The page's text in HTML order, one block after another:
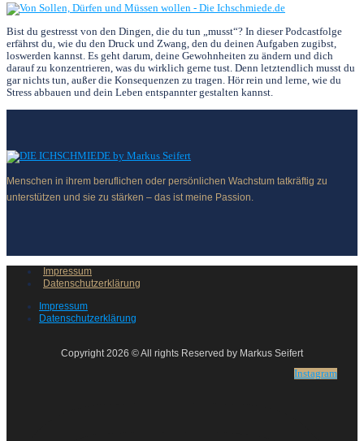
Bist du gestresst von den Dingen, die du tun „musst“? In dieser Podcastfolge
erfährst du, wie du den Druck und Zwang, den du deinen Aufgaben zugibst,
loswerden kannst. Es geht darum, deine Gewohnheiten zu ändern und dich
darauf zu konzentrieren, was du wirklich gerne tust. Denn letztendlich musst du
gar nichts tun, außer die Konsequenzen zu tragen. Hör rein und lerne, wie du
Stress abbauen und dein Leben entspannter gestalten kannst.
Menschen in ihrem beruflichen oder persönlichen Wachstum tatkräftig zu
unterstützen und sie zu stärken – das ist meine Passion.
Impressum
Datenschutzerklärung
Impressum
Datenschutzerklärung
Copyright 2026 © All rights Reserved by Markus Seifert
Instagram